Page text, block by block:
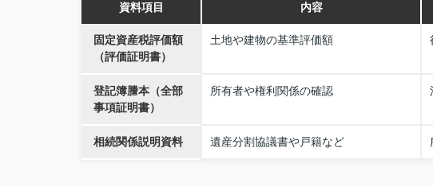
資料項目 内容
固定資産税評価額
（評価証明書）
土地や建物の基準評価額
登記簿謄本（全部
事項証明書）
所有者や権利関係の確認
相続関係説明資料 遺産分割協議書や戸籍など